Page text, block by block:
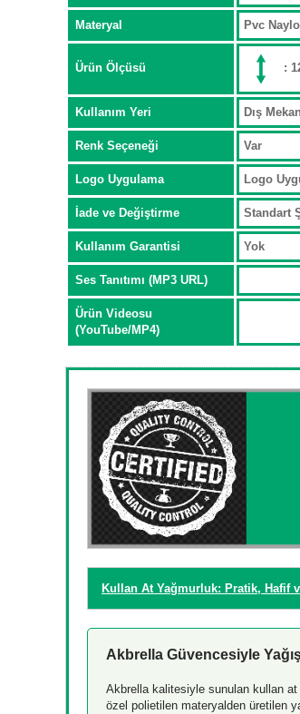
Materyal Pvc
Ürün Ölçüsü :
Kullanım Yeri Dış
Renk Seçeneği Var
Logo Uygulama Logo
İade ve Değiştirme Standart
Kullanım Garantisi Yok
Ses Tanıtımı (MP3 URL)
Ürün Videosu
(YouTube/MP4)
Kullan At Yağmurluk: Pratik, Hafif
Akbrella Güvencesiyle
Akbrella kalitesiyle sunulan kullan at
özel polietilen materyalden üretilen